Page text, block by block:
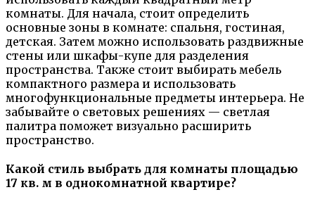
комнаты. Для начала, стоит определить
основные зоны в комнате: спальня, гостиная,
детская. Затем можно использовать раздвижные
стены или шкафы-купе для разделения
пространства. Также стоит выбирать мебель
компактного размера и использовать
многофункциональные предметы интерьера. Не
забывайте о световых решениях — светлая
палитра поможет визуально расширить
пространство.
Какой стиль выбрать для комнаты площадью
17 кв. м в однокомнатной квартире?